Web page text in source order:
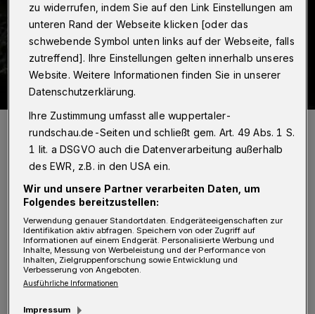
Die „Vollmond“-Aufführung in St. Petersburg.
Foto: Alexandrinsky Theater/Vladimir V. Postnov
„Ein emotionales Publikum erwartete das
Ensemble hier wie dort – endlich konnten
auch die Zuschauerinnen und Zuschauer
zu widerrufen, indem Sie auf den Link Einstellungen am
unteren Rand der Webseite klicken [oder das
schwebende Symbol unten links auf der Webseite, falls
zutreffend]. Ihre Einstellungen gelten innerhalb unseres
Website. Weitere Informationen finden Sie in unserer
Datenschutzerklärung.
Ihre Zustimmung umfasst alle wuppertaler-
rundschau.de-Seiten und schließt gem. Art. 49 Abs. 1 S.
1 lit. a DSGVO auch die Datenverarbeitung außerhalb
des EWR, z.B. in den USA ein.
Wir und unsere Partner verarbeiten Daten, um
Folgendes bereitzustellen:
Verwendung genauer Standortdaten. Endgeräteeigenschaften zur
Identifikation aktiv abfragen. Speichern von oder Zugriff auf
Informationen auf einem Endgerät. Personalisierte Werbung und
Inhalte, Messung von Werbeleistung und der Performance von
Inhalten, Zielgruppenforschung sowie Entwicklung und
Verbesserung von Angeboten.
Ausführliche Informationen
Impressum